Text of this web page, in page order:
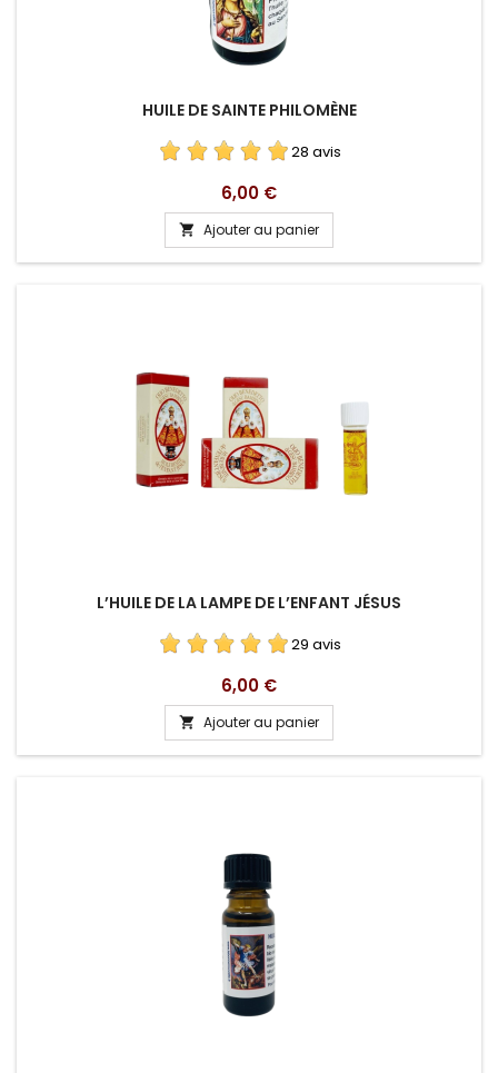
HUILE DE SAINTE PHILOMÈNE
28 avis
Prix
6,00 €
 Ajouter au panier
L’HUILE DE LA LAMPE DE L’ENFANT JÉSUS
29 avis
Prix
6,00 €
 Ajouter au panier